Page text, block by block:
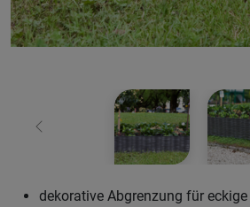
Zurück
dekorative Abgrenzung für